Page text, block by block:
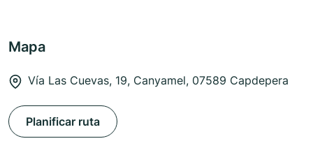
Mapa
Vía Las Cuevas, 19, Canyamel, 07589 Capdepera
Planificar ruta